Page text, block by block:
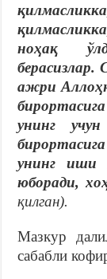
ноҳақ
ажри
унинг
унинг иши
юборади,
қилган).
Мазкур
сабабли